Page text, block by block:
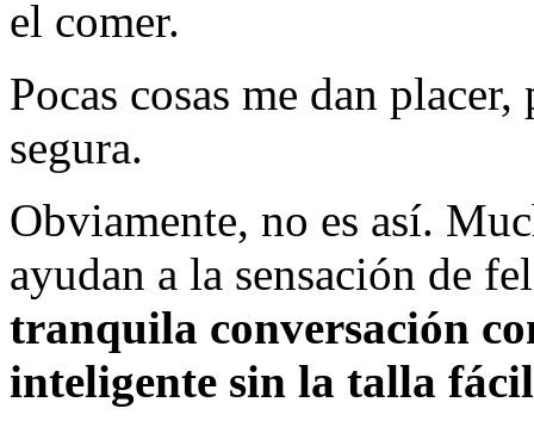
el comer.
Pocas cosas me dan
segura.
Obviamente, no es así.
ayudan a la sensación de
tranquila conversación
inteligente sin la talla